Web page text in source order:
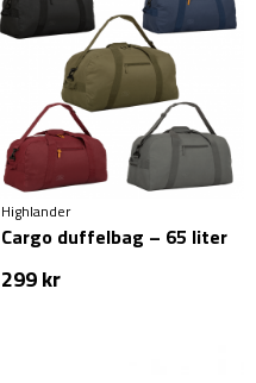
Highlander
Cargo duffelbag – 65 liter
299kr